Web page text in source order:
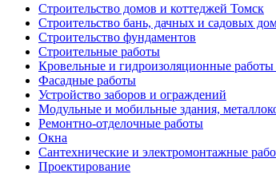
Строительство домов и коттеджей Томск
Строительство бань, дачных и садовых
Строительство фундаментов
Строительные работы
Кровельные и гидроизоляционные
Фасадные работы
Устройство заборов и ограждений
Модульные и мобильные здания,
Ремонтно-отделочные работы
Окна
Сантехнические и электромонтажные
Проектирование